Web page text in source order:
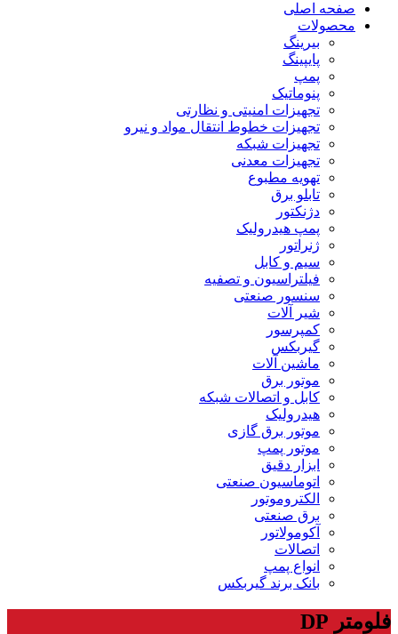
صفحه اصلی
محصولات
بیرینگ
پایپینگ
پمپ
پنوماتیک
تجهیزات امنیتی و نظارتی
تجهیزات خطوط انتقال مواد و نیرو
تجهیزات شبکه
تجهیزات معدنی
تهویه مطبوع
تابلو برق
دژنکتور
پمپ هیدرولیک
ژنراتور
سیم و کابل
فیلتراسیون و تصفیه
سنسور صنعتی
شیر آلات
کمپرسور
گیربکس
ماشین آلات
موتور برق
کابل و اتصالات شبکه
هیدرولیک
موتور برق گازی
موتور پمپ
ابزار دقیق
اتوماسیون صنعتی
الکتروموتور
برق صنعتی
آکومولاتور
اتصالات
انواع پمپ
بانک برند گیربکس
فلومتر DP